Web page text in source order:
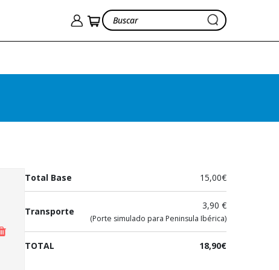
La magia de lo real
Total Base 15,00€
Transporte
3,90 €
(Porte simulado para Peninsula Ibérica)
TOTAL 18,90€